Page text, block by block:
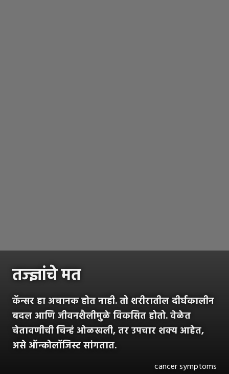
तज्ज्ञांचे मत
कॅन्सर हा अचानक होत नाही. तो शरीरातील दीर्घकालीन
बदल आणि जीवनशैलीमुळे विकसित होतो. वेळेत
चेतावणीची चिन्हं ओळखली, तर उपचार शक्य आहेत,
असे ऑन्कोलॉजिस्ट सांगतात.
cancer symptoms